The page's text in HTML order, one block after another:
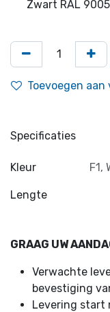
Zwart RAL 9005
Toevoegen
Specificaties
Kleur F1,
Lengte
GRAAG UW
Verwachte
bevestiging
Levering start